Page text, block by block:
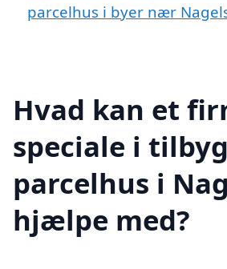
parcelhus i byer nær
Hvad kan et
speciale i
parcelhus i
hjælpe med?